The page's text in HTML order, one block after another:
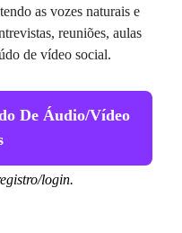
as vozes naturais e
reuniões, aulas
de vídeo social.
De Áudio/vídeo
login.